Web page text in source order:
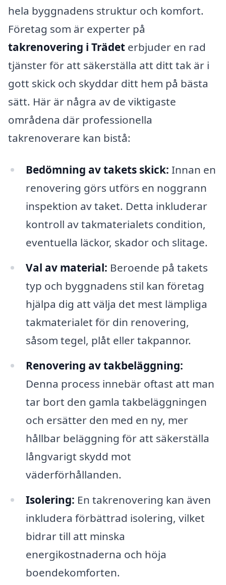
hela byggnadens struktur och komfort.
Företag som är experter på
takrenovering i Trädet erbjuder en rad
tjänster för att säkerställa att ditt tak är i
gott skick och skyddar ditt hem på bästa
sätt. Här är några av de viktigaste
områdena där professionella
takrenoverare kan bistå:
Bedömning av takets skick: Innan en
renovering görs utförs en noggrann
inspektion av taket. Detta inkluderar
kontroll av takmaterialets condition,
eventuella läckor, skador och slitage.
Val av material: Beroende på takets
typ och byggnadens stil kan företag
hjälpa dig att välja det mest lämpliga
takmaterialet för din renovering,
såsom tegel, plåt eller takpannor.
Renovering av takbeläggning:
Denna process innebär oftast att man
tar bort den gamla takbeläggningen
och ersätter den med en ny, mer
hållbar beläggning för att säkerställa
långvarigt skydd mot
väderförhållanden.
Isolering: En takrenovering kan även
inkludera förbättrad isolering, vilket
bidrar till att minska
energikostnaderna och höja
boendekomforten.